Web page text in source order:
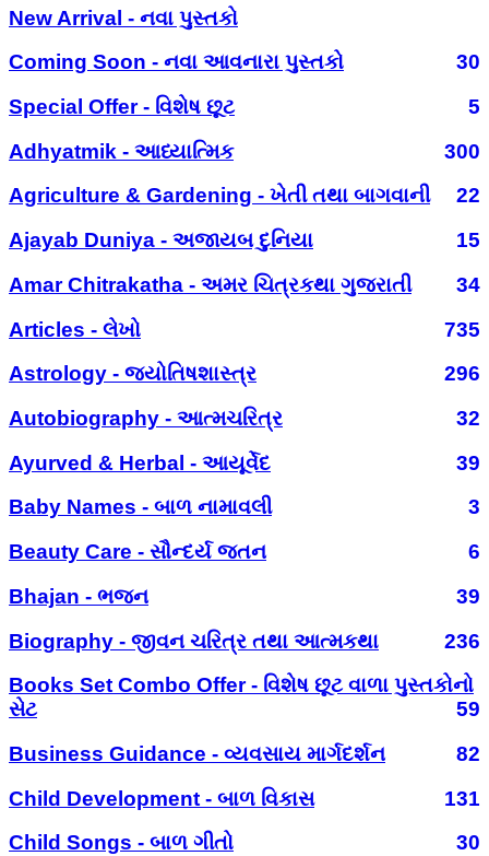
New Arrival - નવા પુસ્તકો
Coming Soon - નવા આવનારા પુસ્તકો
30
Special Offer - વિશેષ છૂટ
5
Adhyatmik - આધ્યાત્મિક
300
Agriculture & Gardening - ખેતી તથા બાગવાની
22
Ajayab Duniya - અજાયબ દુનિયા
15
Amar Chitrakatha - અમર ચિત્રકથા ગુજરાતી
34
Articles - લેખો
735
Astrology - જ્યોતિષશાસ્ત્ર
296
Autobiography - આત્મચરિત્ર
32
Ayurved & Herbal - આયૂર્વેદ
39
Baby Names - બાળ નામાવલી
3
Beauty Care - સૌન્દર્ય જતન
6
Bhajan - ભજન
39
Biography - જીવન ચરિત્ર તથા આત્મકથા
236
Books Set Combo Offer - વિશેષ છૂટ વાળા પુસ્તકોનો
સેટ
59
Business Guidance - વ્યવસાય માર્ગદર્શન
82
Child Development - બાળ વિકાસ
131
Child Songs - બાળ ગીતો
30